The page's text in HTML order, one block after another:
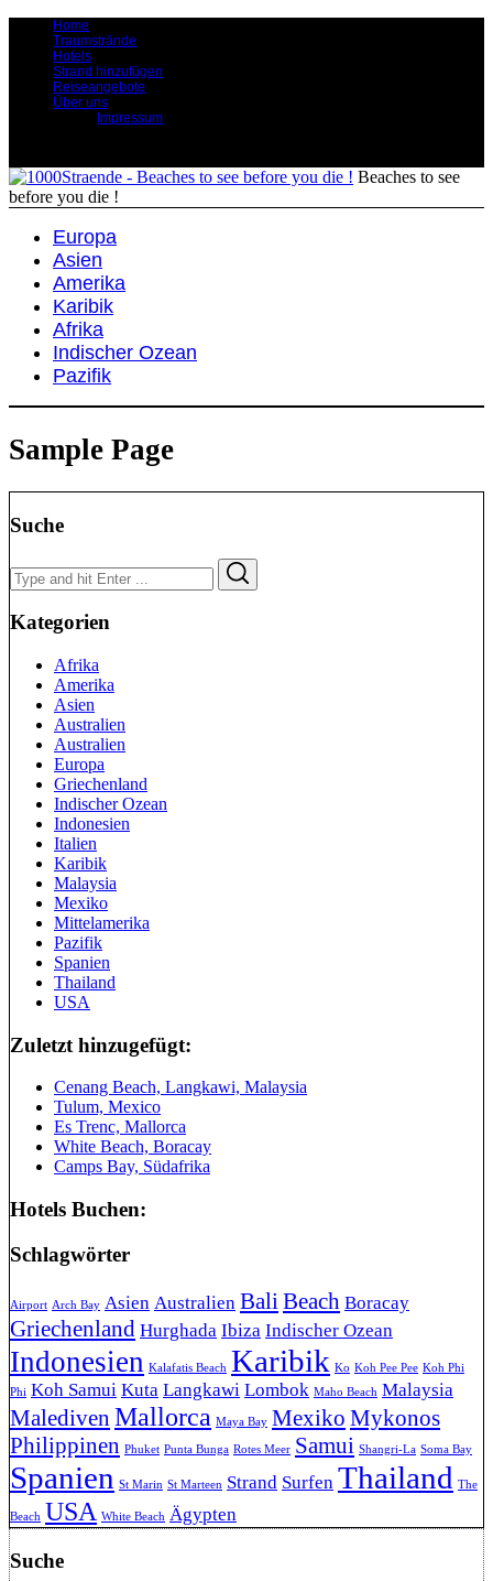
Home
Traumstrände
Hotels
Strand hinzufügen
Reiseangebote
Über uns
Impressum
Beaches to see
before you die !
Europa
Asien
Amerika
Karibik
Afrika
Indischer Ozean
Pazifik
Sample Page
Suche
Search
for:
Kategorien
Afrika
Amerika
Asien
Australien
Australien
Europa
Griechenland
Indischer Ozean
Indonesien
Italien
Karibik
Malaysia
Mexiko
Mittelamerika
Pazifik
Spanien
Thailand
USA
Zuletzt hinzugefügt:
Cenang Beach, Langkawi, Malaysia
Tulum, Mexico
Es Trenc, Mallorca
White Beach, Boracay
Camps Bay, Südafrika
Hotels Buchen:
Schlagwörter
Airport Arch Bay Asien Australien Bali Beach Boracay
Griechenland Hurghada Ibiza Indischer Ozean
Indonesien Kalafatis Beach Karibik Ko Koh Pee Pee Koh Phi
Phi Koh Samui Kuta Langkawi Lombok Maho Beach Malaysia
Malediven Mallorca Maya Bay Mexiko Mykonos
Philippinen Phuket Punta Bunga Rotes Meer Samui Shangri-La Soma Bay
Spanien St Marin St Marteen Strand Surfen Thailand The
Beach USA White Beach Ägypten
Suche